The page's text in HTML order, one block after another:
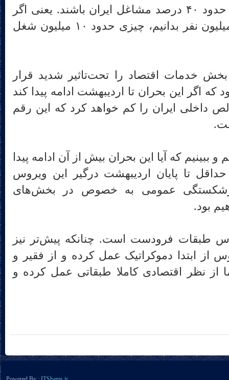
شاغلان این بخش شاید چیزی حدود ۴۰ درصد مشاغل ایران باشند. یعنی اگر
ما تعداد شاغلان ایران را ۲۵ میلیون نفر بدانیم، چیزی حدود ۱۰ میلیون شغل
خدمات اقتصاد را تحت‌تاثیر شدید قرار
که اگر این بحران تا اردیبهشت ادامه پیدا کند
ناخالص داخلی ایران را کم خواهد کرد که این رقم
.
ببینیم که آیا این بحران بیش از آن ادامه پیدا
تا پایان اردیبهشت درگیر این ویروس
عمومی به خصوص در بخش‌های
بود.
طبقات فرودست است. چنانکه پیش‌تر نیز
از ابتدا دموکراتیک عمل کرده و از فقیر و
از نظر اقتصادی کاملا طبقاتی عمل کرده و